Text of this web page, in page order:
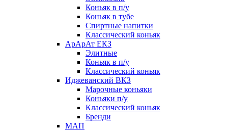
Коньяк в п/у
Коньяк в тубе
Спиртные напитки
Классический коньяк
АрАрАт ЕКЗ
Элитные
Коньяк в п/у
Классический коньяк
Иджеванский ВКЗ
Марочные коньяки
Коньяки п/у
Классический коньяк
Бренди
МАП